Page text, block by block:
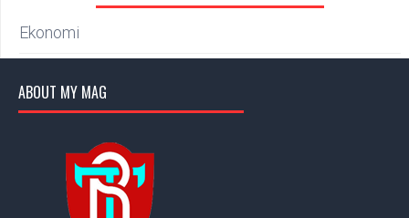
Ekonomi
ABOUT MY MAG